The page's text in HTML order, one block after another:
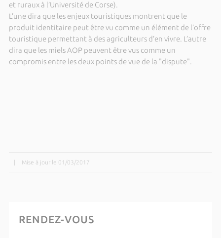
et ruraux à l’Université de Corse).
L’une dira que les enjeux touristiques montrent que le
produit identitaire peut être vu comme un élément de l’offre
touristique permettant à des agriculteurs d’en vivre. L’autre
dira que les miels AOP peuvent être vus comme un
compromis entre les deux points de vue de la "dispute".
Mise à jour le 01/03/2017
RENDEZ-VOUS